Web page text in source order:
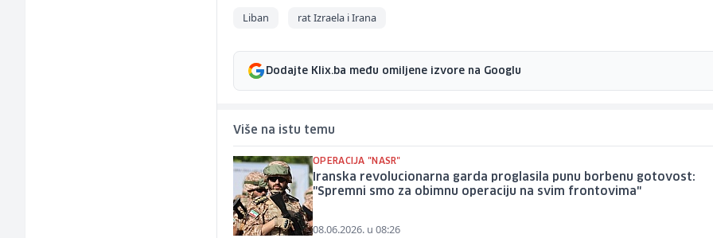
Liban rat Izraela i Irana
Dodajte Klix.ba među omiljene izvore na Googlu
Više na istu temu
OPERACIJA "NASR"
Iranska revolucionarna garda proglasila punu borbenu gotovost:
"Spremni smo za obimnu operaciju na svim frontovima"
08.06.2026. u 08:26